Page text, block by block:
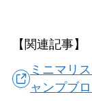
【関連記事】
ミニマリ
ャンプブ